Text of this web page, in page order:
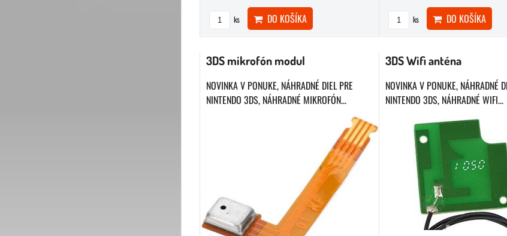
ks DO KOŠÍKA ks DO KOŠÍKA
3DS mikrofón modul
NOVINKA V PONUKE, NÁHRADNÉ DIEL PRE
NINTENDO 3DS, NÁHRADNÉ MIKROFÓN...
3DS Wifi anténa
NOVINKA V PONUKE, NÁHRADNÉ
NINTENDO 3DS, NÁHRADNÉ WIFI...